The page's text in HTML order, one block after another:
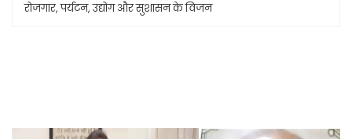
रोजगार, पर्यटन, उद्योग और सुशासन के विजन